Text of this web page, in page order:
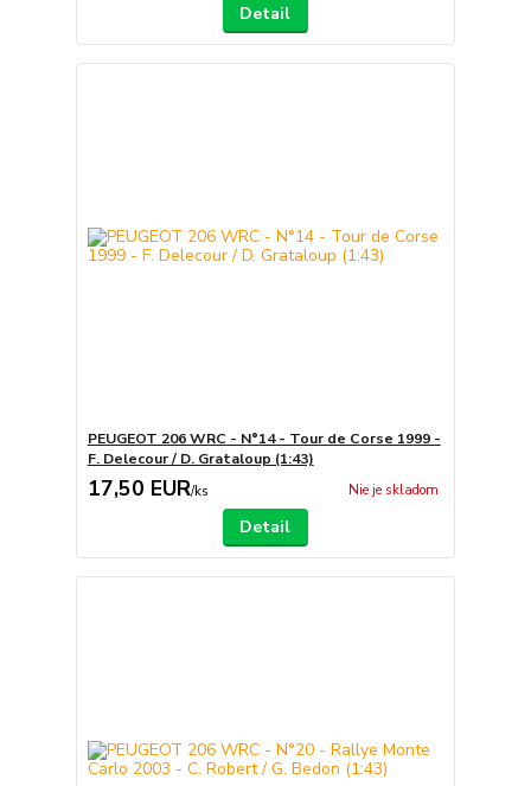
Detail
PEUGEOT 206 WRC - N°14 - Tour de Corse 1999 -
F. Delecour / D. Grataloup (1:43)
17,50 EUR/ks Nie je skladom
Detail